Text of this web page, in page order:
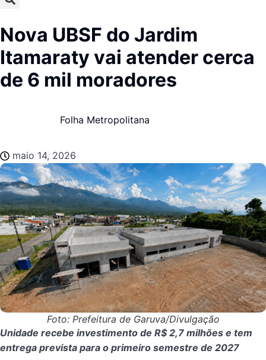
Nova UBSF do Jardim
Itamaraty vai atender cerca
de 6 mil moradores
Folha Metropolitana
maio 14, 2026
Foto: Prefeitura de Garuva/Divulgação
Unidade recebe investimento de R$ 2,7 milhões e tem
entrega prevista para o primeiro semestre de 2027